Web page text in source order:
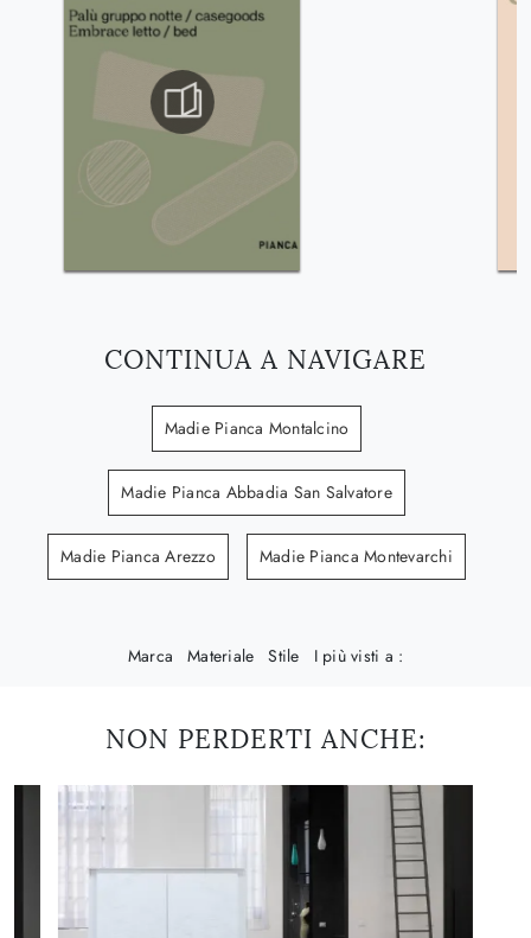
CONTINUA A NAVIGARE
Madie Pianca Montalcino
Madie Pianca Abbadia San Salvatore
Madie Pianca Arezzo Madie Pianca Montevarchi
Marca Materiale Stile I più visti a :
NON PERDERTI ANCHE: